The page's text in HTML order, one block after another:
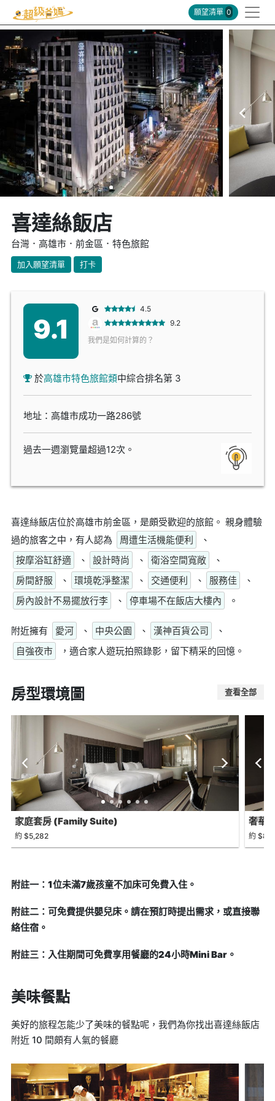
願望清單 0
喜達絲飯店
台灣．高雄市．前金區．特色旅館
加入願望清單 打卡
9.1
4.5
9.2
我們是如何計算的？
於高雄市特色旅館類中綜合排名第 3
地址：高雄市成功一路286號
過去一週瀏覽量超過12次。
喜達絲飯店位於高雄市前金區，是頗受歡迎的旅館。 親身體驗
過的旅客之中，有人認為
周遭生活機能便利
、
按摩浴缸舒適
、 設計時尚 、 衛浴空間寬敞
、
房間舒服
、 環境乾淨整潔 、 交通便利 、 服務佳
、
房內設計不易擺放行李
、 停車場不在飯店大樓內 。
附近擁有 愛河 、 中央公園 、 漢神百貨公司
、
自強夜市
，適合家人遊玩拍照錄影，留下精采的回憶。
房型環境圖 查看全部
家庭套房 (Family Suite)
約 $5,282
奢華
約
附註一：1位未滿7歲孩童不加床可免費入住。
附註二：可免費提供嬰兒床。請在預訂時提出需求，或直接聯
絡住宿。
附註三：入住期間可免費享用餐廳的24小時Mini Bar。
美味餐點
美好的旅程怎能少了美味的餐點呢，我們為你找出喜達絲飯店
附近 10 間頗有人氣的餐廳